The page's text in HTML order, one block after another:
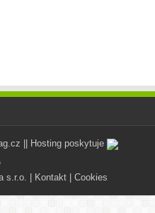
|| Hosting poskytuje
s.r.o. | Kontakt Cookies